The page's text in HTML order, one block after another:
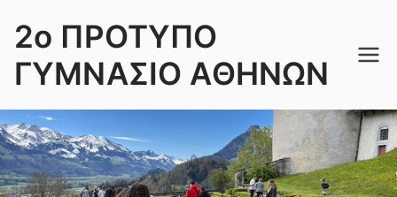
content
2ο ΠΡΟΤΥΠΟ
ΓΥΜΝΑΣΙΟ ΑΘΗΝΩΝ